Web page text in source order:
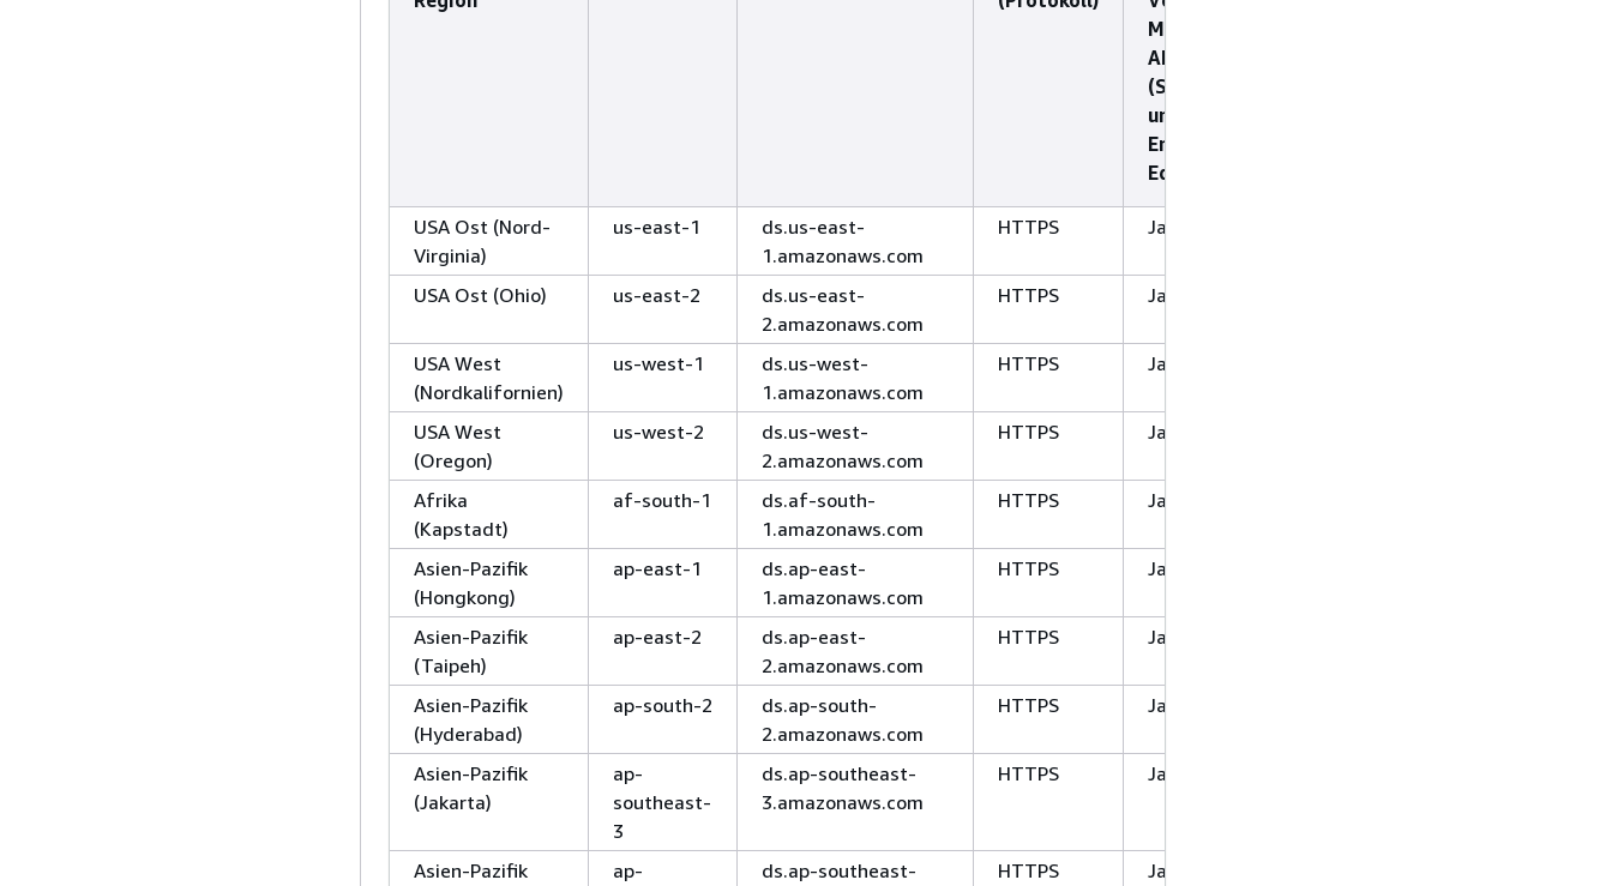
Microsoft
AD
(Standard-
und
Enterprise-
Editionen)
USA Ost (Nord-
Virginia)
us-east-1
ds.us-east-
1.amazonaws.com
HTTPS Ja
USA Ost (Ohio) us-east-2
ds.us-east-
2.amazonaws.com
HTTPS Ja
USA West
(Nordkalifornien)
us-west-1
ds.us-west-
1.amazonaws.com
HTTPS Ja
USA West
(Oregon)
us-west-2
ds.us-west-
2.amazonaws.com
HTTPS Ja
Afrika
(Kapstadt)
af-south-1
ds.af-south-
1.amazonaws.com
HTTPS Ja
Asien-Pazifik
(Hongkong)
ap-east-1
ds.ap-east-
1.amazonaws.com
HTTPS Ja
Asien-Pazifik
(Taipeh)
ap-east-2
ds.ap-east-
2.amazonaws.com
HTTPS Ja
Asien-Pazifik
(Hyderabad)
ap-south-2
ds.ap-south-
2.amazonaws.com
HTTPS Ja
Asien-Pazifik
(Jakarta)
ap-
southeast-
3
ds.ap-southeast-
3.amazonaws.com
HTTPS Ja
Asien-Pazifik
ap-
ds.ap-southeast-
HTTPS Ja